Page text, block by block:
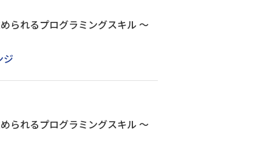
られるプログラミングスキル ～
ジ
られるプログラミングスキル ～